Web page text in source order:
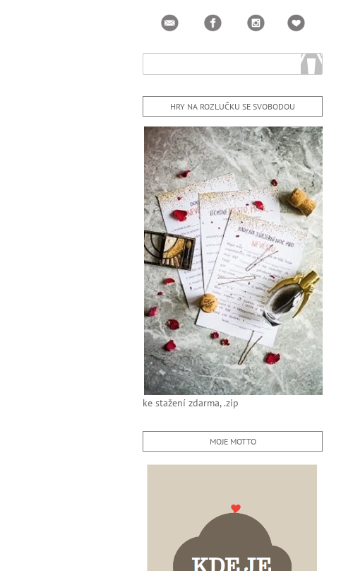
HRY NA ROZLUČKU SE SVOBODOU
ke stažení zdarma, .zip
MOJE MOTTO